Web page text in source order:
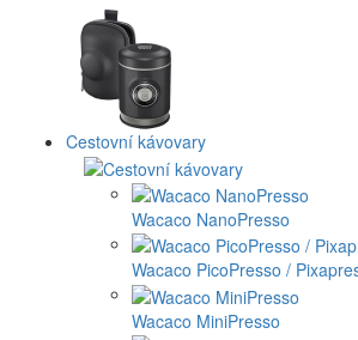
Cestovní kávovary
Wacaco NanoPresso
Wacaco PicoPresso /
Wacaco MiniPresso